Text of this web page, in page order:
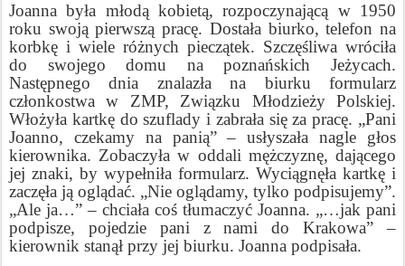
Joanna była młodą kobietą, rozpoczynającą w 1950
roku swoją pierwszą pracę. Dostała biurko, telefon na
korbkę i wiele różnych pieczątek. Szczęśliwa wróciła
do swojego domu na poznańskich Jeżycach.
Następnego dnia znalazła na biurku formularz
członkostwa w ZMP, Związku Młodzieży Polskiej.
Włożyła kartkę do szuflady i zabrała się za pracę. „Pani
Joanno, czekamy na panią” – usłyszała nagle głos
kierownika. Zobaczyła w oddali mężczyznę, dającego
jej znaki, by wypełniła formularz. Wyciągnęła kartkę i
zaczęła ją oglądać. „Nie oglądamy, tylko podpisujemy”.
„Ale ja…” – chciała coś tłumaczyć Joanna. „…jak pani
podpisze, pojedzie pani z nami do Krakowa” –
kierownik stanął przy jej biurku. Joanna podpisała.